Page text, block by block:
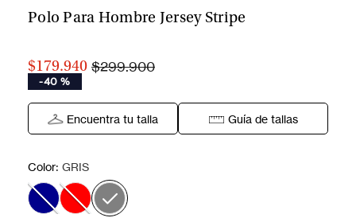
Polo Para Hombre Jersey Stripe
$179.940 $299.900
-40 %
Encuentra tu talla Guía de tallas
Color: GRIS